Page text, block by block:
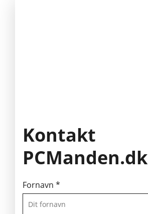
Kontakt
PCManden.dk
Fornavn *